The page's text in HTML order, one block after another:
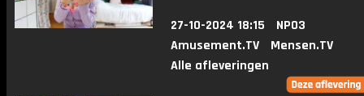
27-10-2024 18:15
NPO3
Amusement.TV
Mensen.TV
Alle afleveringen